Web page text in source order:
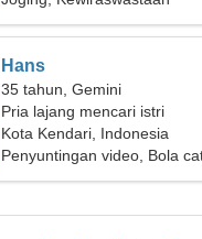
Hans
35 tahun, Gemini
Pria lajang mencari istri
Kota Kendari, Indonesia
Penyuntingan video, Bola